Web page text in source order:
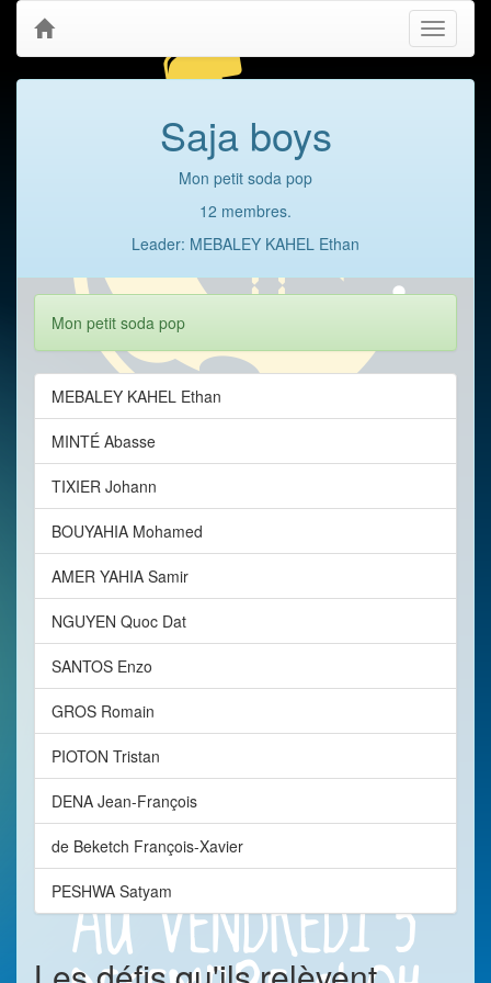
Toggle
Saja boys
Mon petit soda pop
12 membres.
Leader: MEBALEY KAHEL Ethan
Mon petit soda pop
MEBALEY KAHEL Ethan
MINTÉ Abasse
TIXIER Johann
BOUYAHIA Mohamed
AMER YAHIA Samir
NGUYEN Quoc Dat
SANTOS Enzo
GROS Romain
PIOTON Tristan
DENA Jean-François
de Beketch François-Xavier
PESHWA Satyam